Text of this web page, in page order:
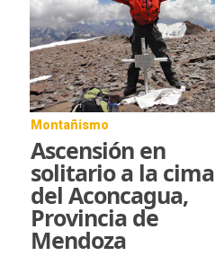
Montañismo
Ascensión en
solitario a la cima
del Aconcagua,
Provincia de
Mendoza